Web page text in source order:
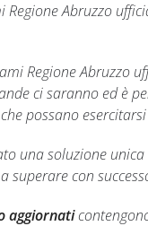
Regione Abruzzo
Regione Abruzzo
ci saranno ed è
possano
una soluzione
con
aggiornati